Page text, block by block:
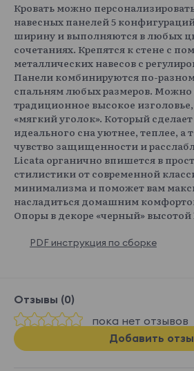
Кровать можно
навесных панелей 5
ширину и выполняются в любых
сочетаниях. Крепятся к стене с
металлических навесов с
Панели комбинируются по-
спальням любых размеров.
традиционное высокое
«мягкий уголок». Который
идеального сна уютнее, теплее, а
чувство защищенности и
Licata органично впишется в
стилистики от современной
минимализма и поможет вам
насладиться домашним
Опоры в декоре «черный» высотой
PDF инструкция по сборке
Отзывы (0)
пока нет отзывов
Добавить